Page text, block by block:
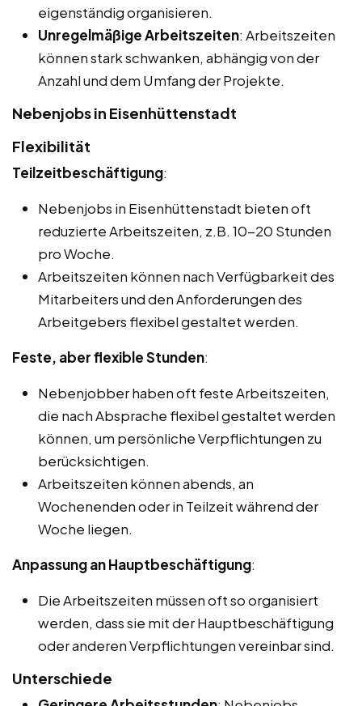
eigenständig organisieren.
Unregelmäßige Arbeitszeiten: Arbeitszeiten
können stark schwanken, abhängig von der
Anzahl und dem Umfang der Projekte.
Nebenjobs in Eisenhüttenstadt
Flexibilität
Teilzeitbeschäftigung:
Nebenjobs in Eisenhüttenstadt bieten oft
reduzierte Arbeitszeiten, z.B. 10-20 Stunden
pro Woche.
Arbeitszeiten können nach Verfügbarkeit des
Mitarbeiters und den Anforderungen des
Arbeitgebers flexibel gestaltet werden.
Feste, aber flexible Stunden:
Nebenjobber haben oft feste Arbeitszeiten,
die nach Absprache flexibel gestaltet werden
können, um persönliche Verpflichtungen zu
berücksichtigen.
Arbeitszeiten können abends, an
Wochenenden oder in Teilzeit während der
Woche liegen.
Anpassung an Hauptbeschäftigung:
Die Arbeitszeiten müssen oft so organisiert
werden, dass sie mit der Hauptbeschäftigung
oder anderen Verpflichtungen vereinbar sind.
Unterschiede